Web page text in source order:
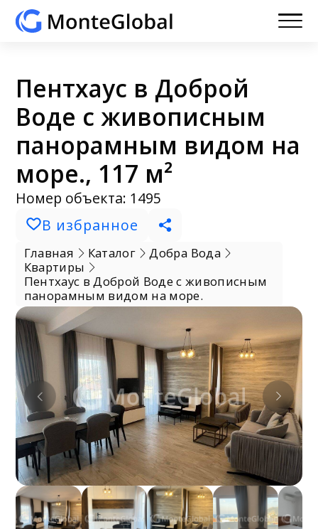
Пентхаус в Доброй
Воде с живописным
панорамным видом на
море., 117 м²
Номер объекта: 1495
В избранное
Главная Каталог
Добра Вода
Квартиры
Пентхаус в Доброй Воде с живописным
панорамным видом на море.